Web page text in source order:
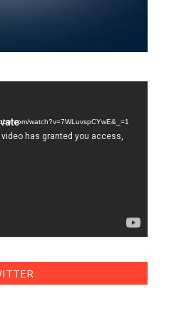
watch?v=7WLuvspCYwE&_=1